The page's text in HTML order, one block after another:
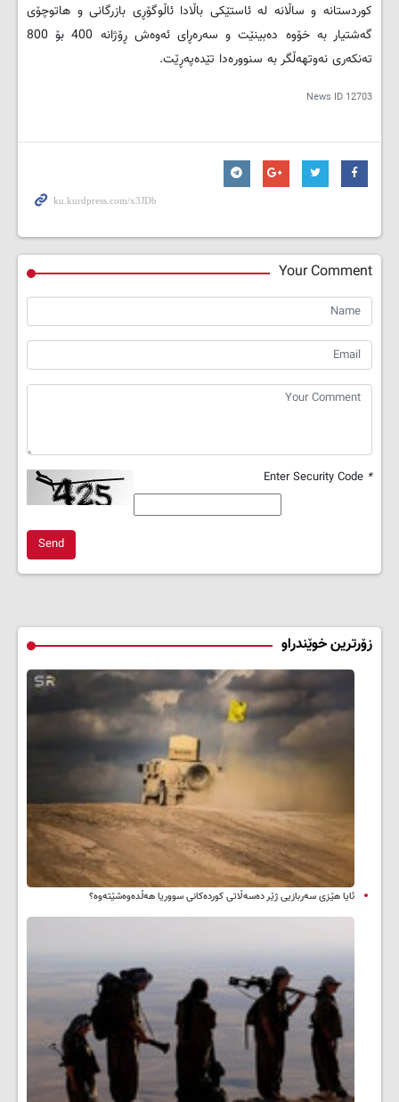
کوردستانە و ساڵانە لە ئاستێکی باڵادا ئاڵوگۆڕی بازرگانی و هاتوچۆی
گەشتیار بە خۆوە دەبینێت و سەرەڕای ئەوەش ڕۆژانە 400 بۆ 800
تەنکەری نەوتهەڵگر بە سنوورەدا تێدەپەڕێت.
News ID 12703
Your Comment
*
Send
زۆرترین خوێندراو
ئایا هێزی سەربازیی ژێر دەسەڵاتی کوردەکانی سووریا هەڵدەوەشێتەوە؟